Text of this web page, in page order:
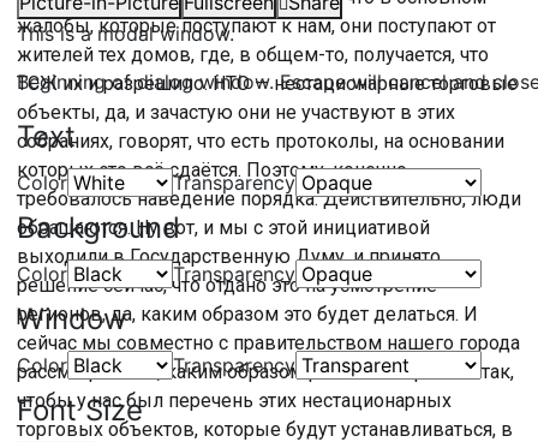
This is a modal window.
Beginning of dialog window. Escape will cancel and
Text
Color Transparency
Background
Color Transparency
Window
Color Transparency
Font Size
жалобы, которые поступают к нам, они поступают от
жителей тех домов, где, в общем-то, получается, что
ТСЖ их и разрешило. НТО — нестационарные торговые
объекты, да, и зачастую они не участвуют в этих
собраниях, говорят, что есть протоколы, на основании
которых это всё сдаётся. Поэтому, конечно,
требовалось наведение порядка. Действительно, люди
обращаются. Ну вот, и мы с этой инициативой
выходили в Государственную Думу, и принято
решение сейчас, что отдано это на усмотрение
регионов, да, каким образом это будет делаться. И
сейчас мы совместно с правительством нашего города
рассматриваем, каким образом регламентировать так,
чтобы у нас был перечень этих нестационарных
торговых объектов, которые будут устанавливаться, в